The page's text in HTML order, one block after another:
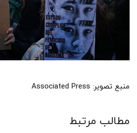
منبع تصویر: Associated Press
مطالب مرتبط